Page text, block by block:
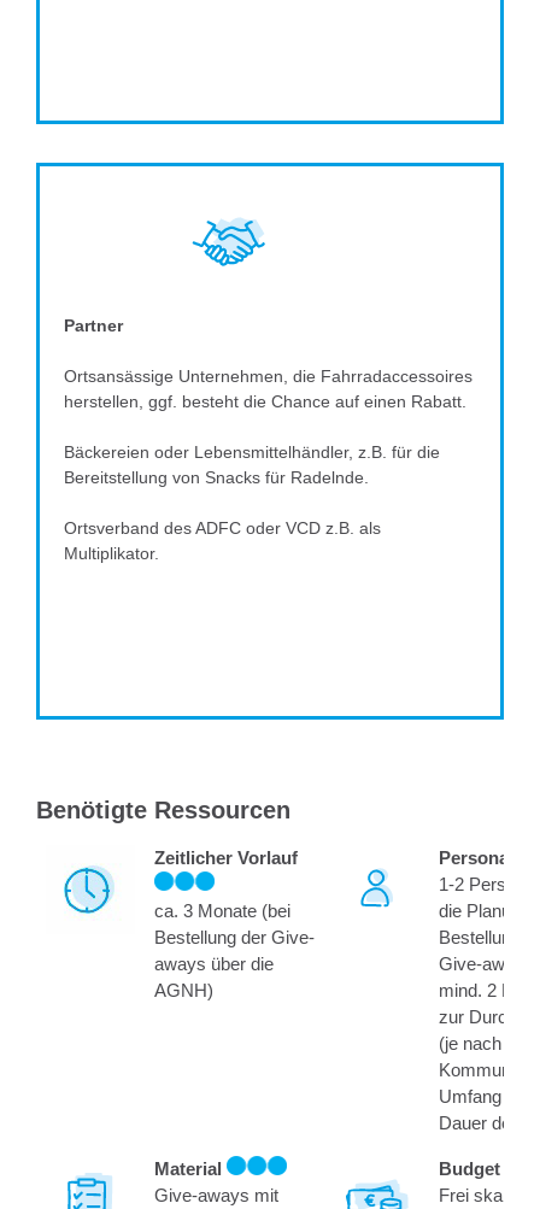
Partner
Ortsansässige Unternehmen, die Fahrradaccessoires
herstellen, ggf. besteht die Chance auf einen Rabatt.
Bäckereien oder Lebensmittelhändler, z.B. für die
Bereitstellung von Snacks für Radelnde.
Ortsverband des ADFC oder VCD z.B. als
Multiplikator.
Benötigte Ressourcen
Zeitlicher Vorlauf
ca. 3 Monate (bei
Bestellung der Give-
aways über die
AGNH)
Personal
1-2
die Planung
Bestellung
Give-aways,
mind. 2
zur
(je nach
Umfang und
Dauer der
Material
Give-aways mit
Budget
Frei